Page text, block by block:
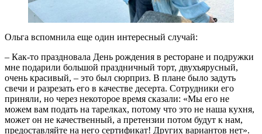
Ольга вспомнила еще один интересный случай:
– Как-то праздновала День рождения в ресторане и подружки
мне подарили большой праздничный торт, двухъярусный,
очень красивый, – это был сюрприз. В плане было задуть
свечи и разрезать его в качестве десерта. Сотрудники его
приняли, но через некоторое время сказали: «Мы его не
можем вам подать на тарелках, потому что это не наша кухня,
может он не качественный, а претензии потом будут к нам,
предоставляйте на него сертификат! Других вариантов нет».